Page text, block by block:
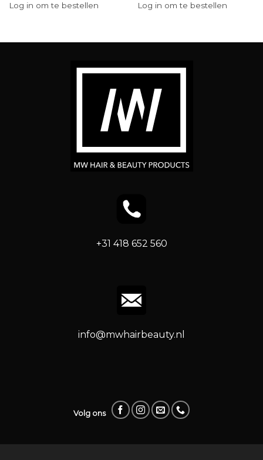
Log in om te bestellen
Log in om te bestellen
+31 418 652 560
info@mwhairbeauty.nl
Volg ons